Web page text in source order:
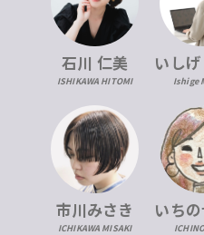
石川 仁美
ISHIKAWA HITOMI
いし
Ishige
市川みさき
ICHIKAWA MISAKI
いち